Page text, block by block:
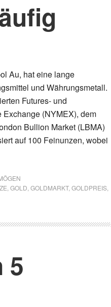
Au, hat eine lange
und Währungsmetall.
Futures- und
(NYMEX), dem
Bullion Market (LBMA)
auf 100 Feinunzen, wobei
GOLD GOLDMARKT, GOLDPREIS
5